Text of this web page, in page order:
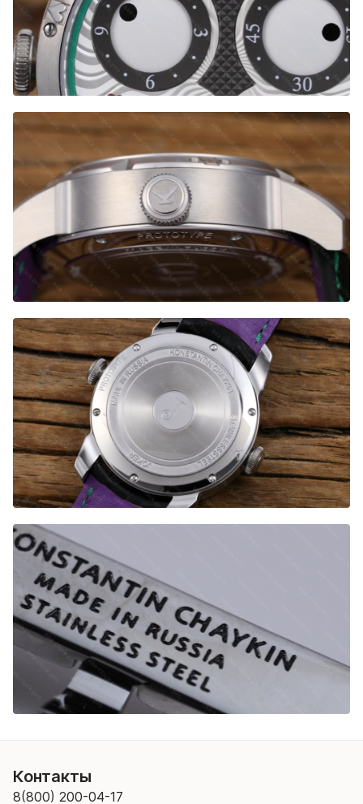
Контакты
8(800) 200-04-17